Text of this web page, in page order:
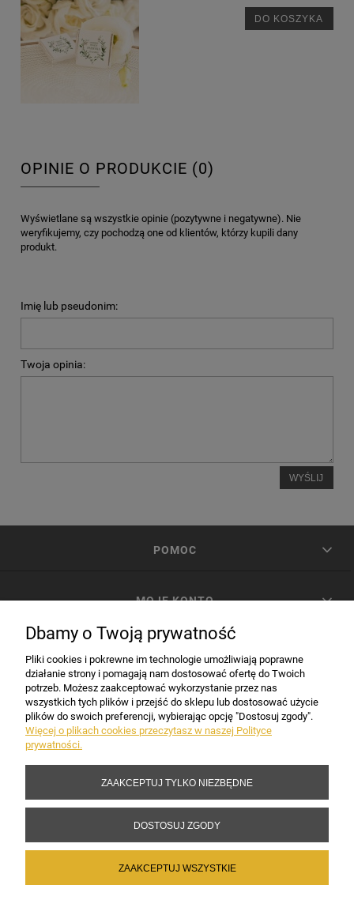
DO KOSZYKA
OPINIE O PRODUKCIE (0)
Wyświetlane są wszystkie opinie (pozytywne i negatywne). Nie
weryfikujemy, czy pochodzą one od klientów, którzy kupili dany
produkt.
Imię lub pseudonim:
Twoja opinia:
WYŚLIJ
POMOC
MOJE KONTO
INFORMACJE
Copyright 2017-2026 Sakramento.pl
Dbamy o Twoją prywatność
Pliki cookies i pokrewne im technologie umożliwiają poprawne
działanie strony i pomagają nam dostosować ofertę do Twoich
potrzeb. Możesz zaakceptować wykorzystanie przez nas
wszystkich tych plików i przejść do sklepu lub dostosować użycie
plików do swoich preferencji, wybierając opcję "Dostosuj zgody".
Więcej o plikach cookies przeczytasz w naszej Polityce
prywatności.
ZAAKCEPTUJ TYLKO NIEZBĘDNE
DOSTOSUJ ZGODY
ZAAKCEPTUJ WSZYSTKIE